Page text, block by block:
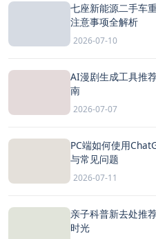
七座新能源二手车
注意事项全解析
2026-07-10
AI漫剧生成工具推
南
2026-07-07
PC端如何使用
与常见问题
2026-07-11
亲子科普新去处推
时光